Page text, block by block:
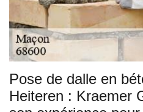
Pose de dalle en
Heiteren : Kraemer